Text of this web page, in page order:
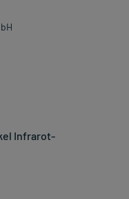
Infrarot-